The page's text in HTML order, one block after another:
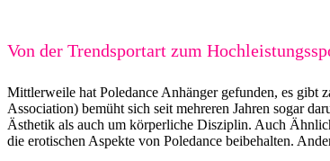
Von der Trendsportart zum
Mittlerweile hat Poledance Anhänger gefunden, es gibt
Association) bemüht sich seit mehreren Jahren sogar
Ästhetik als auch um körperliche Disziplin. Auch
die erotischen Aspekte von Poledance beibehalten.